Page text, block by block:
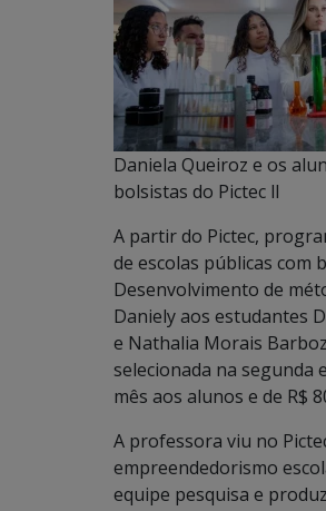
Daniela Queiroz e os
bolsistas do Pictec ll
A partir do Pictec,
de escolas públicas com
Desenvolvimento de
Daniely aos estudantes
e Nathalia Morais
selecionada na segunda
mês aos alunos e de R$
A professora viu no
empreendedorismo
equipe pesquisa e